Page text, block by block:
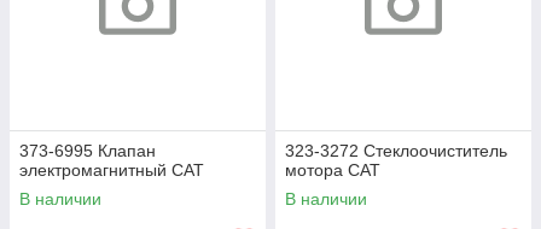
373-6995 Клапан
электромагнитный CAT
В наличии
323-3272 Стеклоочиститель
мотора CAT
В наличии